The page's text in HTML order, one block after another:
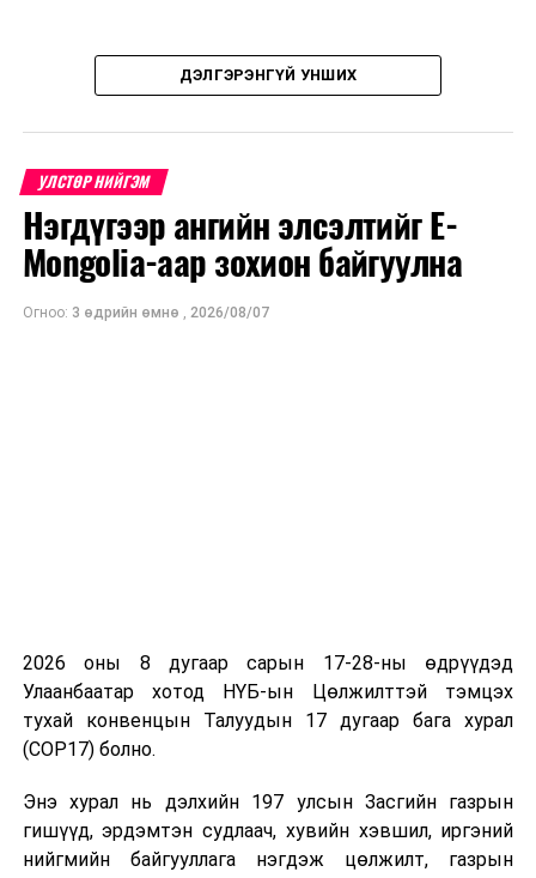
ДЭЛГЭРЭНГҮЙ УНШИХ
УЛСТӨР НИЙГЭМ
Нэгдүгээр ангийн элсэлтийг E-
Mongolia-аар зохион байгуулна
Огноо: 3 өдрийн өмнө , 2026/08/07
2026 оны 8 дугаар сарын 17-28-ны өдрүүдэд
Улаанбаатар хотод НҮБ-ын Цөлжилттэй тэмцэх
тухай конвенцын Талуудын 17 дугаар бага хурал
(COP17) болно.
Энэ хурал нь дэлхийн 197 улсын Засгийн газрын
гишүүд, эрдэмтэн судлаач, хувийн хэвшил, иргэний
нийгмийн байгууллага нэгдэж цөлжилт, газрын